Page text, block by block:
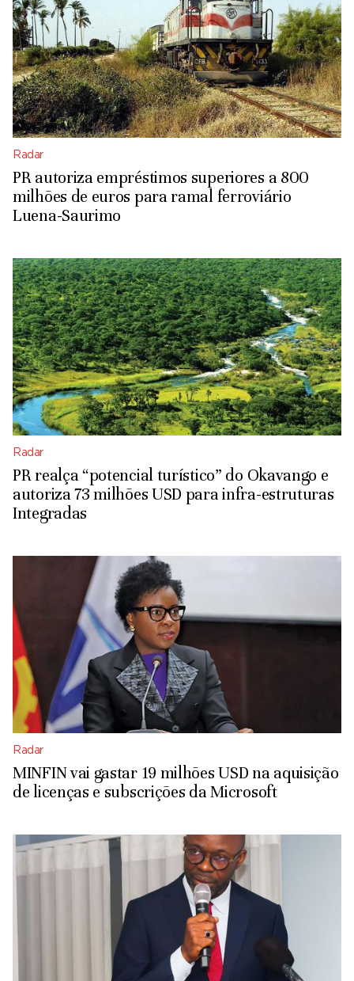
Radar
PR autoriza empréstimos superiores a 800
milhões de euros para ramal ferroviário
Luena-Saurimo
Radar
PR realça “potencial turístico” do Okavango e
autoriza 73 milhões USD para infra-estruturas
Integradas
Radar
MINFIN vai gastar 19 milhões USD na aquisição
de licenças e subscrições da Microsoft